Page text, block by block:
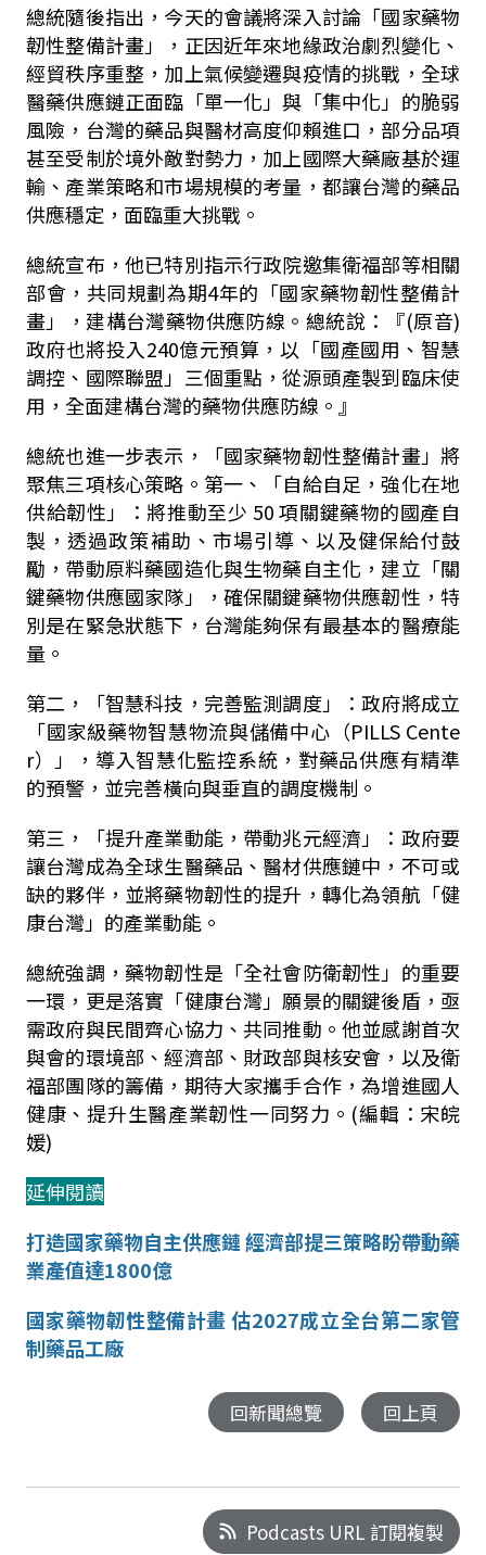
總統隨後指出，今天的會議將深入討論「國家藥物
韌性整備計畫」，正因近年來地緣政治劇烈變化、
經貿秩序重整，加上氣候變遷與疫情的挑戰，全球
醫藥供應鏈正面臨「單一化」與「集中化」的脆弱
風險，台灣的藥品與醫材高度仰賴進口，部分品項
甚至受制於境外敵對勢力，加上國際大藥廠基於運
輸、產業策略和市場規模的考量，都讓台灣的藥品
供應穩定，面臨重大挑戰。
總統宣布，他已特別指示行政院邀集衛福部等相關
部會，共同規劃為期4年的「國家藥物韌性整備計
畫」，建構台灣藥物供應防線。總統說：『(原音)
政府也將投入240億元預算，以「國產國用、智慧
調控、國際聯盟」三個重點，從源頭產製到臨床使
用，全面建構台灣的藥物供應防線。』
總統也進一步表示，「國家藥物韌性整備計畫」將
聚焦三項核心策略。第一、「自給自足，強化在地
供給韌性」：將推動至少 50項關鍵藥物的國產自
製，透過政策補助、市場引導、以及健保給付鼓
勵，帶動原料藥國造化與生物藥自主化，建立「關
鍵藥物供應國家隊」，確保關鍵藥物供應韌性，特
別是在緊急狀態下，台灣能夠保有最基本的醫療能
量。
第二，「智慧科技，完善監測調度」：政府將成立
「國家級藥物智慧物流與儲備中心（PILLS Cente
r）」，導入智慧化監控系統，對藥品供應有精準
的預警，並完善橫向與垂直的調度機制。
第三，「提升產業動能，帶動兆元經濟」：政府要
讓台灣成為全球生醫藥品、醫材供應鏈中，不可或
缺的夥伴，並將藥物韌性的提升，轉化為領航「健
康台灣」的產業動能。
總統強調，藥物韌性是「全社會防衛韌性」的重要
一環，更是落實「健康台灣」願景的關鍵後盾，亟
需政府與民間齊心協力、共同推動。他並感謝首次
與會的環境部、經濟部、財政部與核安會，以及衛
福部團隊的籌備，期待大家攜手合作，為增進國人
健康、提升生醫產業韌性一同努力。(編輯：宋皖
媛)
延伸閱讀
打造國家藥物自主供應鏈 經濟部提三策略盼帶動藥
業產值達1800億
國家藥物韌性整備計畫 估2027成立全台第二家管
制藥品工廠
回新聞總覽 回上頁
Podcasts URL 訂閱複製